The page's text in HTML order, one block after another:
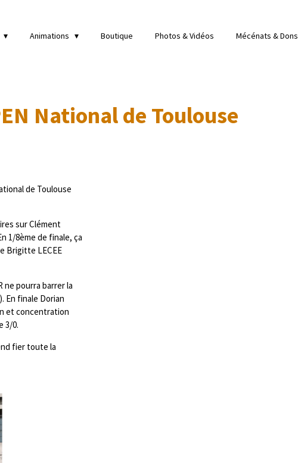
Animations Boutique Photos & Vidéos Mécénats & Dons
National de Toulouse
de Toulouse
sur Clément
1/8ème de finale, ça
Brigitte LECEE
ne pourra barrer la
En finale Dorian
et concentration
3/0.
fier toute la